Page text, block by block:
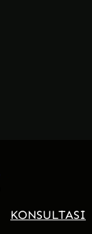
KONSULTASI